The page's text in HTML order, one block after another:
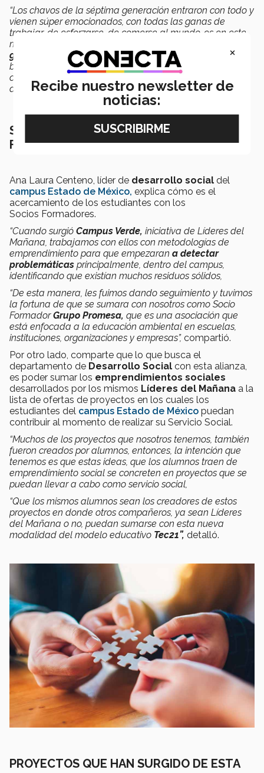
“Los chavos de la séptima generación entraron con todo y
vienen súper emocionados, con todas las ganas de
trabajar, de esforzarse, de comerse al mundo, es en este
momento,
guiar su caminoy que no se quieran comer de un
bocado el mundo, sino irles enseñando de qué manera y
cómo pueden ir desarrollándose poco a poco a lo largo
de este camino profesional”,dijo.
SERVICIO SOCIAL Y LOS SOCIOS
FORMADORES
Ana Laura Centeno, líder de desarrollo social del
campus Estado de México, explica cómo es el
acercamiento de los estudiantes con los
Socios Formadores.
“Cuando surgió Campus Verde, iniciativa de Líderes del
Mañana, trabajamos con ellos con metodologías de
emprendimiento para que empezaran a detectar
problemáticas principalmente, dentro del campus,
identificando que existían muchos residuos sólidos,
“De esta manera, les fuimos dando seguimiento y tuvimos
la fortuna de que se sumara con nosotros como Socio
FormadorGrupo Promesa, que es una asociación que
está enfocada a la educación ambiental en escuelas,
instituciones, organizaciones y empresas”, compartió.
Por otro lado, comparte que lo que busca el
departamento de Desarrollo Social con esta alianza,
es poder sumar los emprendimientos sociales
desarrollados por los mismos Líderes del Mañana a la
lista de ofertas de proyectos en los cuales los
estudiantes del campus Estado de México puedan
contribuir al momento de realizar su Servicio Social.
“Muchos de los proyectos que nosotros tenemos, también
fueron creados por alumnos, entonces, la intención que
tenemos es que estas ideas, que los alumnos traen de
emprendimiento social se concreten en proyectos que se
puedan llevar a cabo como servicio social,
“Que los mismos alumnos sean los creadores de estos
proyectos en donde otros compañeros, ya sean Líderes
del Mañana o no, puedan sumarse con esta nueva
modalidad del modelo educativo Tec21”, detalló.
PROYECTOS QUE HAN SURGIDO DE ESTA
×
Recibe nuestro newsletter de
noticias: